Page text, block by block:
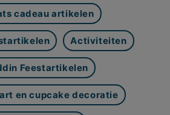
cadeau artikelen
Activiteiten
Feestartikelen
en cupcake decoratie